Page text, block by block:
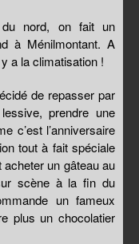
nord, on fait un
à Ménilmontant. A
a la climatisation !
de repasser par
prendre une
c’est l’anniversaire
tout à fait spéciale
un gâteau au
scène à la fin du
un fameux
plus un chocolatier